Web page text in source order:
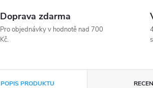
Doprava zdarma
Pro objednávky v hodnotě nad 700
Kč.
POPIS PRODUKTU